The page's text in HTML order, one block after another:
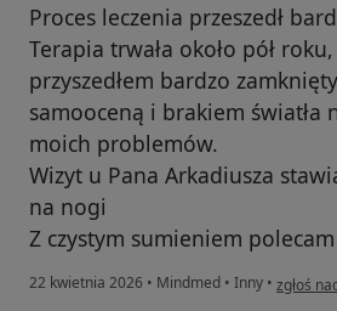
Proces leczenia przeszedł
Terapia trwała około pół
przyszedłem bardzo
samooceną i brakiem światła
moich problemów.
Wizyt u Pana Arkadiusza
na nogi
Z czystym sumieniem
22 kwietnia 2026 • Mindmed • Inny • w opinii
zgłoś